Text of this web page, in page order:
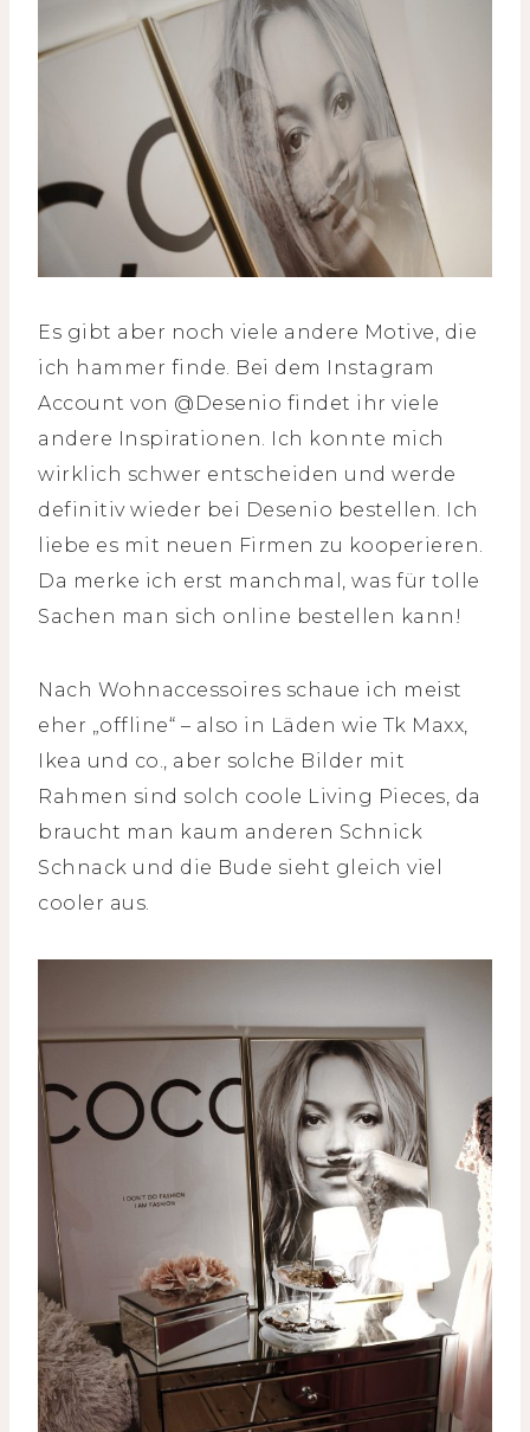
Es gibt aber noch viele andere Motive, die
ich hammer finde. Bei dem Instagram
Account von @Desenio findet ihr viele
andere Inspirationen. Ich konnte mich
wirklich schwer entscheiden und werde
definitiv wieder bei Desenio bestellen. Ich
liebe es mit neuen Firmen zu kooperieren.
Da merke ich erst manchmal, was für tolle
Sachen man sich online bestellen kann!
Nach Wohnaccessoires schaue ich meist
eher „offline“ – also in Läden wie Tk Maxx,
Ikea und co., aber solche Bilder mit
Rahmen sind solch coole Living Pieces, da
braucht man kaum anderen Schnick
Schnack und die Bude sieht gleich viel
cooler aus.